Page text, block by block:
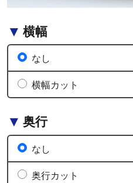
横幅
なし
横幅カット
奥行
なし
奥行カット